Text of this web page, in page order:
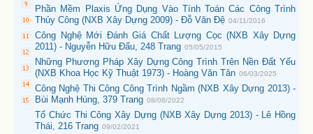
Phần Mềm Plaxis Ứng Dụng Vào Tính Toán Các Công Trình
Thủy Công (NXB Xây Dựng 2009) - Đỗ Văn Đệ 04/11/2016
Công Nghệ Mới Đánh Giá Chất Lượng Cọc (NXB Xây Dựng
2011) - Nguyễn Hữu Đẩu, 248 Trang 05/05/2015
Những Phương Pháp Xây Dựng Công Trình Trên Nền Đất Yếu
(NXB Khoa Học Kỹ Thuật 1973) - Hoàng Văn Tân 06/03/2025
Công Nghệ Thi Công Công Trình Ngầm (NXB Xây Dựng 2013) -
Bùi Mạnh Hùng, 379 Trang 08/08/2022
Tổ Chức Thi Công Xây Dựng (NXB Xây Dựng 2013) - Lê Hồng
Thái, 216 Trang 09/02/2021